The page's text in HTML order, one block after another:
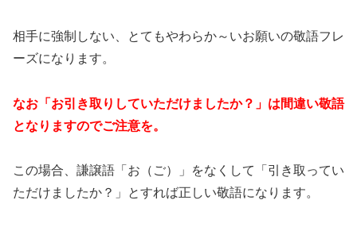
相手に強制しない、とてもやわらか～いお願いの敬語フレ
ーズになります。
なお「お引き取りしていただけましたか？」は間違い敬語
となりますのでご注意を。
この場合、謙譲語「お（ご）」をなくして「引き取ってい
ただけましたか？」とすれば正しい敬語になります。